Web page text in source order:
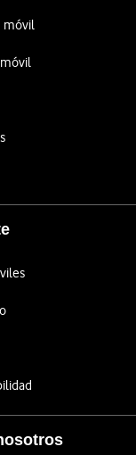
móvil